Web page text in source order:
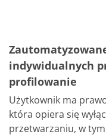
indywidualnych
profilowanie
Użytkownik ma
która opiera się
przetwarzaniu, w